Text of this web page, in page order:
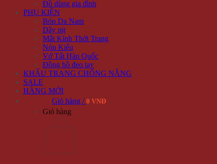
Đồ dùng gia đình
PHỤ KIỆN
Bóp Da Nam
Dây nịt
Mắt Kính Thời Trang
Nón Kiểu
Vớ Tất Hàn Quốc
Đồng hồ đeo tay
KHẨU TRANG CHỐNG NẮNG
SALE
HÀNG MỚI
Giỏ hàng / 0 VNĐ
Giỏ hàng